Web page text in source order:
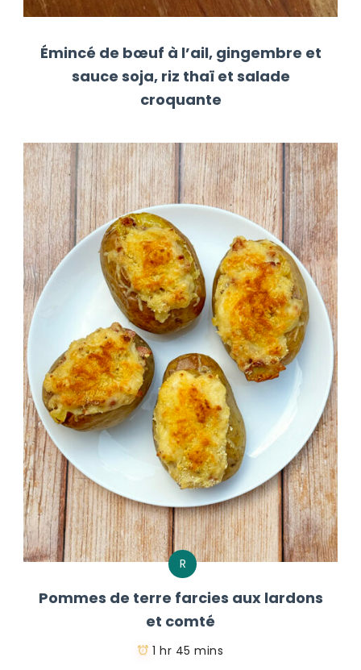
Émincé de bœuf à l’ail, gingembre et
sauce soja, riz thaï et salade
croquante
R
Pommes de terre farcies aux lardons
et comté
1 hr 45 mins